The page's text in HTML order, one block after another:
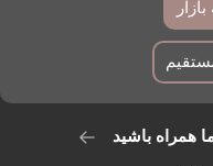
همراه باشید